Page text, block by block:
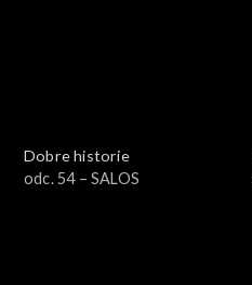
Dobre historie
odc. 54 – SALOS